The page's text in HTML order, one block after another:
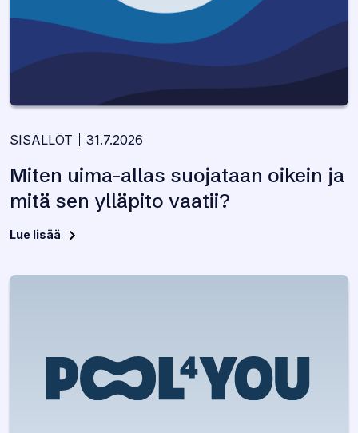
SISÄLLÖT 31.7.2026
Miten uima-allas suojataan oikein ja
mitä sen ylläpito vaatii?
Lue lisää